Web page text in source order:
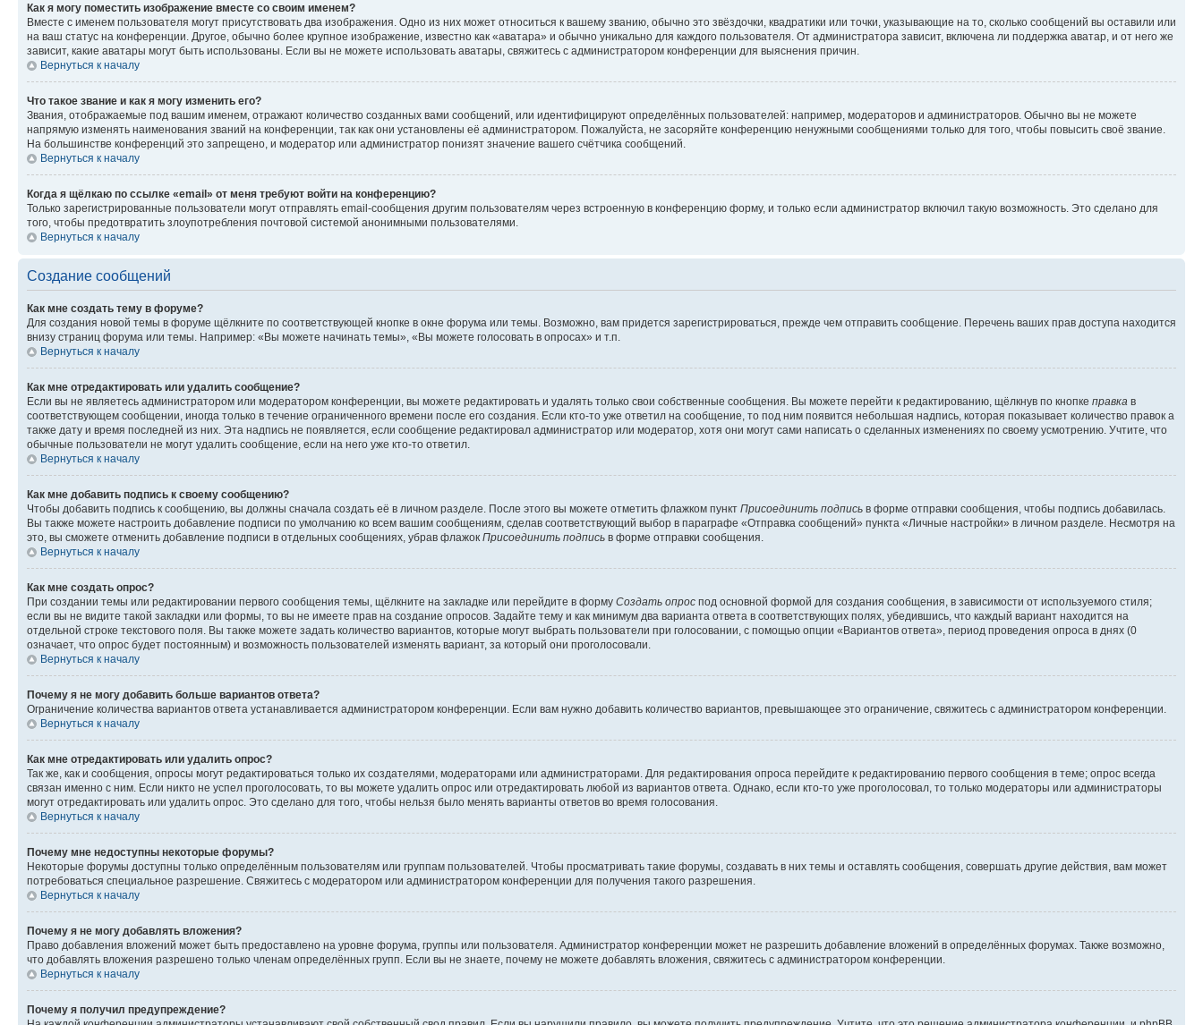
Как я могу поместить изображение вместе со своим именем?
Вместе с именем пользователя могут присутствовать два изображения. Одно из них может относиться к вашему званию, обычно это звёздочки, квадратики или точки, указывающие на то, сколько сообщений вы оставили или
на ваш статус на конференции. Другое, обычно более крупное изображение, известно как «аватара» и обычно уникально для каждого пользователя. От администратора зависит, включена ли поддержка аватар, и от него же
зависит, какие аватары могут быть использованы. Если вы не можете использовать аватары, свяжитесь с администратором конференции для выяснения причин.
Вернуться к началу
Что такое звание и как я могу изменить его?
Звания, отображаемые под вашим именем, отражают количество созданных вами сообщений, или идентифицируют определённых пользователей: например, модераторов и администраторов. Обычно вы не можете
напрямую изменять наименования званий на конференции, так как они установлены её администратором. Пожалуйста, не засоряйте конференцию ненужными сообщениями только для того, чтобы повысить своё звание.
На большинстве конференций это запрещено, и модератор или администратор понизят значение вашего счётчика сообщений.
Вернуться к началу
Когда я щёлкаю по ссылке «email» от меня требуют войти на конференцию?
Только зарегистрированные пользователи могут отправлять email-сообщения другим пользователям через встроенную в конференцию форму, и только если администратор включил такую возможность. Это сделано для
того, чтобы предотвратить злоупотребления почтовой системой анонимными пользователями.
Вернуться к началу
Создание сообщений
Как мне создать тему в форуме?
Для создания новой темы в форуме щёлкните по соответствующей кнопке в окне форума или темы. Возможно, вам придется зарегистрироваться, прежде чем отправить сообщение. Перечень ваших прав доступа находится
внизу страниц форума или темы. Например: «Вы можете начинать темы», «Вы можете голосовать в опросах» и т.п.
Вернуться к началу
Как мне отредактировать или удалить сообщение?
Если вы не являетесь администратором или модератором конференции, вы можете редактировать и удалять только свои собственные сообщения. Вы можете перейти к редактированию, щёлкнув по кнопке правка в
соответствующем сообщении, иногда только в течение ограниченного времени после его создания. Если кто-то уже ответил на сообщение, то под ним появится небольшая надпись, которая показывает количество правок а
также дату и время последней из них. Эта надпись не появляется, если сообщение редактировал администратор или модератор, хотя они могут сами написать о сделанных изменениях по своему усмотрению. Учтите, что
обычные пользователи не могут удалить сообщение, если на него уже кто-то ответил.
Вернуться к началу
Как мне добавить подпись к своему сообщению?
Чтобы добавить подпись к сообщению, вы должны сначала создать её в личном разделе. После этого вы можете отметить флажком пункт Присоединить подпись в форме отправки сообщения, чтобы подпись добавилась.
Вы также можете настроить добавление подписи по умолчанию ко всем вашим сообщениям, сделав соответствующий выбор в параграфе «Отправка сообщений» пункта «Личные настройки» в личном разделе. Несмотря на
это, вы сможете отменить добавление подписи в отдельных сообщениях, убрав флажок Присоединить подпись в форме отправки сообщения.
Вернуться к началу
Как мне создать опрос?
При создании темы или редактировании первого сообщения темы, щёлкните на закладке или перейдите в форму Создать опрос под основной формой для создания сообщения, в зависимости от используемого стиля;
если вы не видите такой закладки или формы, то вы не имеете прав на создание опросов. Задайте тему и как минимум два варианта ответа в соответствующих полях, убедившись, что каждый вариант находится на
отдельной строке текстового поля. Вы также можете задать количество вариантов, которые могут выбрать пользователи при голосовании, с помощью опции «Вариантов ответа», период проведения опроса в днях (0
означает, что опрос будет постоянным) и возможность пользователей изменять вариант, за который они проголосовали.
Вернуться к началу
Почему я не могу добавить больше вариантов ответа?
Ограничение количества вариантов ответа устанавливается администратором конференции. Если вам нужно добавить количество вариантов, превышающее это ограничение, свяжитесь с администратором конференции.
Вернуться к началу
Как мне отредактировать или удалить опрос?
Так же, как и сообщения, опросы могут редактироваться только их создателями, модераторами или администраторами. Для редактирования опроса перейдите к редактированию первого сообщения в теме; опрос всегда
связан именно с ним. Если никто не успел проголосовать, то вы можете удалить опрос или отредактировать любой из вариантов ответа. Однако, если кто-то уже проголосовал, то только модераторы или администраторы
могут отредактировать или удалить опрос. Это сделано для того, чтобы нельзя было менять варианты ответов во время голосования.
Вернуться к началу
Почему мне недоступны некоторые форумы?
Некоторые форумы доступны только определённым пользователям или группам пользователей. Чтобы просматривать такие форумы, создавать в них темы и оставлять сообщения, совершать другие действия, вам может
потребоваться специальное разрешение. Свяжитесь с модератором или администратором конференции для получения такого разрешения.
Вернуться к началу
Почему я не могу добавлять вложения?
Право добавления вложений может быть предоставлено на уровне форума, группы или пользователя. Администратор конференции может не разрешить добавление вложений в определённых форумах. Также возможно,
что добавлять вложения разрешено только членам определённых групп. Если вы не знаете, почему не можете добавлять вложения, свяжитесь с администратором конференции.
Вернуться к началу
Почему я получил предупреждение?